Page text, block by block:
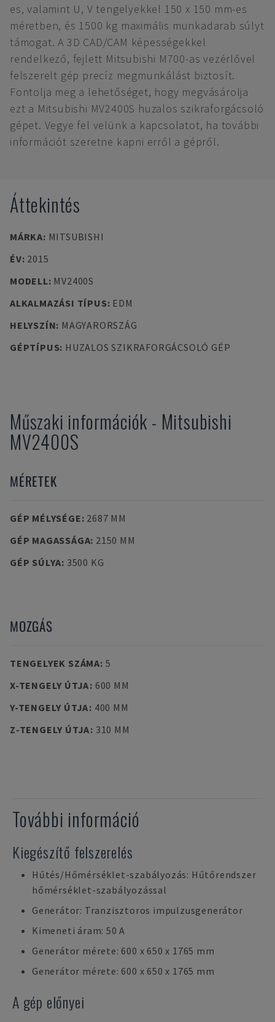
es, valamint U, V tengelyekkel 150 x 150 mm-es
méretben, és 1500 kg maximális munkadarab súlyt
támogat. A 3D CAD/CAM képességekkel
rendelkező, fejlett Mitsubishi M700-as vezérlővel
felszerelt gép precíz megmunkálást biztosít.
Fontolja meg a lehetőséget, hogy megvásárolja
ezt a Mitsubishi MV2400S huzalos szikraforgácsoló
gépet. Vegye fel velünk a kapcsolatot, ha további
információt szeretne kapni erről a gépről.
Áttekintés
MÁRKA: MITSUBISHI
ÉV: 2015
MODELL: MV2400S
ALKALMAZÁSI TÍPUS: EDM
HELYSZÍN: MAGYARORSZÁG
GÉPTÍPUS: HUZALOS SZIKRAFORGÁCSOLÓ GÉP
Műszaki információk - Mitsubishi
MV2400S
MÉRETEK
GÉP MÉLYSÉGE: 2687 MM
GÉP MAGASSÁGA: 2150 MM
GÉP SÚLYA: 3500 KG
MOZGÁS
TENGELYEK SZÁMA: 5
X-TENGELY ÚTJA: 600 MM
Y-TENGELY ÚTJA: 400 MM
Z-TENGELY ÚTJA: 310 MM
További információ
Kiegészítő felszerelés
Hűtés/Hőmérséklet-szabályozás: Hűtőrendszer
hőmérséklet-szabályozással
Generátor: Tranzisztoros impulzusgenerátor
Kimeneti áram: 50 A
Generátor mérete: 600 x 650 x 1765 mm
Generátor mérete: 600 x 650 x 1765 mm
A gép előnyei